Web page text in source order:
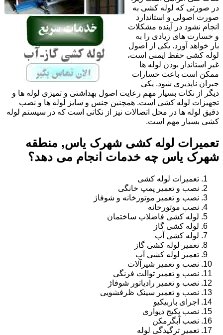
در صورتی که لوله کشی به
صورت اصولی و استاندارد
انجام نشود در آینده مشکلات
و خسارت های زیادی را به
بار خواهد آورد. یکی از اصول
لوله کشی حفظ ایمنی است،
غیر استاندار بودن لوله ها
ممکن است باعث خسارات
جبران ناپذیری شود. یکی
دیگر از نکات بسیار مهم رعایت اصول بهداشتی و تمیزی لوله ها و
تجهیزات لوله کشی است. همچنین جنس و سایز لوله ها و نصب
دقیق لوله ها در محل اتصالات نیز از نکاتی است که در سیستم لوله
کشی بسیار مهم است.
تعمیرات لوله کشی شهرک یاس, منطقه
شهرک یاس چه خدمات انجام می دهد؟
تعمیرات لوله کشی
نصب و تعمیر پمپ خانگی
نصب و تعمیر موتورخانه و شوفاژ
نصب موتورخانه
لوله کشی فاضلاب ساختمان
لوله کشی گاز
لوله کشی آب
تعمیر لوله کشی گاز
تعمیر لوله کشی آب
نصب و تعمیر شیرآلات
نصب و تعمیر توالت فرنگی
نصب و تعمیر رادیاتور شوفاژ
نصب و تعمیر سینک ظرفشویی
اجرای باربیکیو
نصب پکیج دیواری
نصب آبگرمکن
تعمیر ترگیدگی لوله